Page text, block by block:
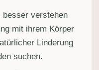
besser verstehen
mit ihrem Körper
Linderung
suchen.